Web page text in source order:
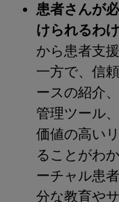
患者さんが
けられるわ
から患者支
一方で、信
ースの紹介
管理ツール
価値の高い
ることがわ
ーチャル患
分な教育や